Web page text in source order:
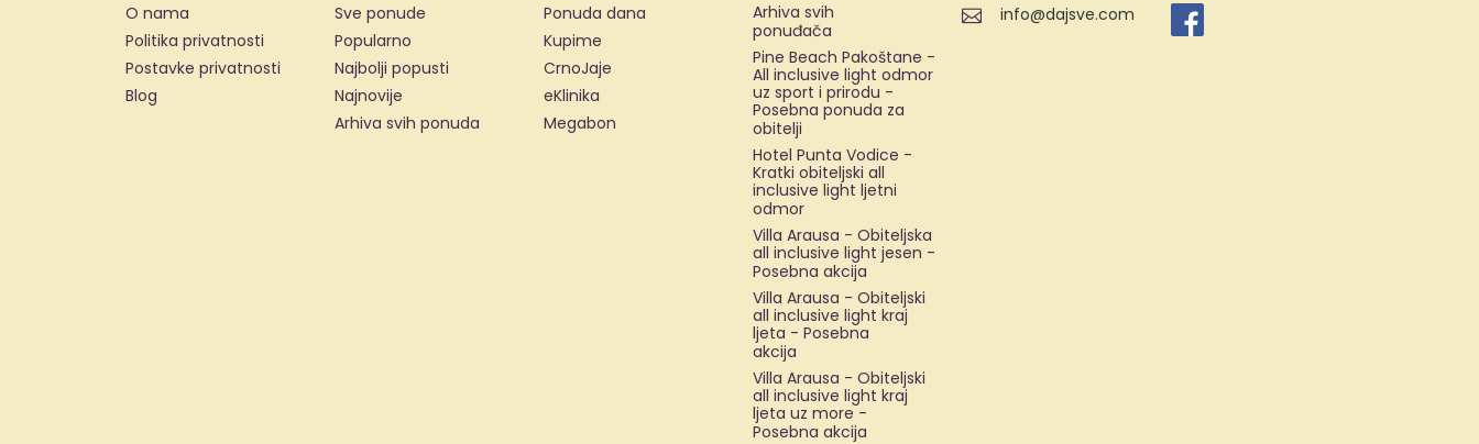
O nama
Politika privatnosti
Postavke privatnosti
Blog
Sve ponude
Popularno
Najbolji popusti
Najnovije
Arhiva svih ponuda
Ponuda dana
Kupime
CrnoJaje
eKlinika
Megabon
Arhiva svih
ponuđača
Pine Beach Pakoštane -
All inclusive light odmor
uz sport i prirodu -
Posebna ponuda za
obitelji
Hotel Punta Vodice -
Kratki obiteljski all
inclusive light ljetni
odmor
Villa Arausa - Obiteljska
all inclusive light jesen -
Posebna akcija
Villa Arausa - Obiteljski
all inclusive light kraj
ljeta - Posebna
akcija
Villa Arausa - Obiteljski
all inclusive light kraj
ljeta uz more -
Posebna akcija
info@dajsve.com